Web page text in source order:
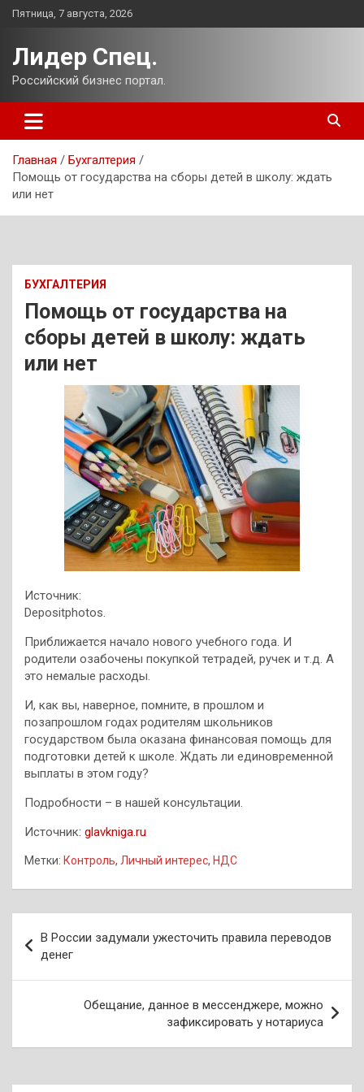
Перейти
Пятница, 7 августа, 2026
Лидер Спец.
Российский бизнес портал.
Главная
Бухгалтерия
Помощь от государства на сборы детей в школу: ждать
или нет
БУХГАЛТЕРИЯ
Помощь от государства на
сборы детей в школу: ждать
или нет
Источник:
Depositphotos.
Приближается начало нового учебного года. И
родители озабочены покупкой тетрадей, ручек и т.д. А
это немалые расходы.
И, как вы, наверное, помните, в прошлом и
позапрошлом годах родителям школьников
государством была оказана финансовая помощь для
подготовки детей к школе. Ждать ли единовременной
выплаты в этом году?
Подробности – в нашей консультации.
Источник: glavkniga.ru
Метки: Контроль, Личный интерес, НДС
по
записям
В России задумали ужесточить правила переводов
денег
Обещание, данное в мессенджере, можно
зафиксировать у нотариуса